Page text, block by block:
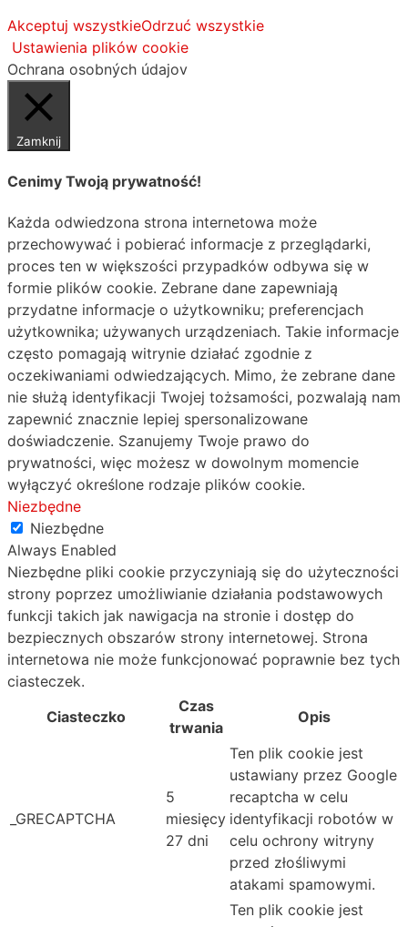
Akceptuj wszystkieOdrzuć wszystkie
Ustawienia plików cookie
Ochrana osobných údajov
Zamknij
Cenimy Twoją prywatność!
Każda odwiedzona strona internetowa może
przechowywać i pobierać informacje z przeglądarki,
proces ten w większości przypadków odbywa się w
formie plików cookie. Zebrane dane zapewniają
przydatne informacje o użytkowniku; preferencjach
użytkownika; używanych urządzeniach. Takie informacje
często pomagają witrynie działać zgodnie z
oczekiwaniami odwiedzających. Mimo, że zebrane dane
nie służą identyfikacji Twojej tożsamości, pozwalają nam
zapewnić znacznie lepiej spersonalizowane
doświadczenie. Szanujemy Twoje prawo do
prywatności, więc możesz w dowolnym momencie
wyłączyć określone rodzaje plików cookie.
Niezbędne
Niezbędne
Always Enabled
Niezbędne pliki cookie przyczyniają się do użyteczności
strony poprzez umożliwianie działania podstawowych
funkcji takich jak nawigacja na stronie i dostęp do
bezpiecznych obszarów strony internetowej. Strona
internetowa nie może funkcjonować poprawnie bez tych
ciasteczek.
Ciasteczko
Czas
trwania
Opis
_GRECAPTCHA
5
miesięcy
27 dni
Ten plik cookie jest
ustawiany przez Google
recaptcha w celu
identyfikacji robotów w
celu ochrony witryny
przed złośliwymi
atakami spamowymi.
Ten plik cookie jest